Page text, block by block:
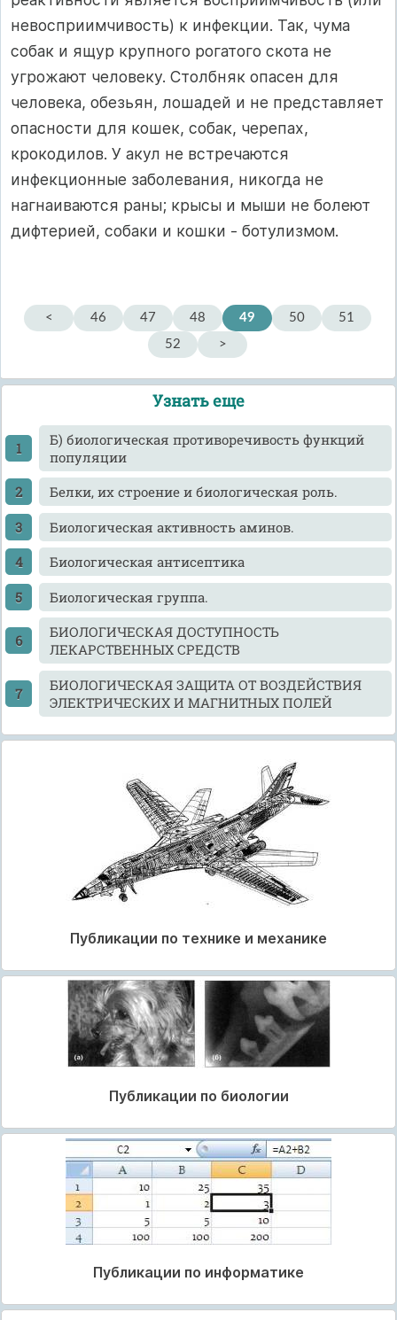
невосприимчивость) к инфекции. Так, чума
собак и ящур крупного рогатого скота не
угрожают человеку. Столбняк опасен для
человека, обезьян, лошадей и не представляет
опасности для кошек, собак, черепах,
крокодилов. У акул не встречаются
инфекционные заболевания, никогда не
нагнаиваются раны; крысы и мыши не болеют
дифтерией, собаки и кошки - ботулизмом.
< 46 47 48 49 50
51
52
>
Узнать еще
Б) биологическая противоречивость функций
популяции
Белки, их строение и биологическая роль.
Биологическая активность аминов.
Биологическая антисептика
Биологическая группа.
БИОЛОГИЧЕСКАЯ ДОСТУПНОСТЬ
ЛЕКАРСТВЕННЫХ СРЕДСТВ
БИОЛОГИЧЕСКАЯ ЗАЩИТА ОТ ВОЗДЕЙСТВИЯ
ЭЛЕКТРИЧЕСКИХ И МАГНИТНЫХ ПОЛЕЙ
Публикации по технике и механике
Публикации по биологии
Публикации по информатике